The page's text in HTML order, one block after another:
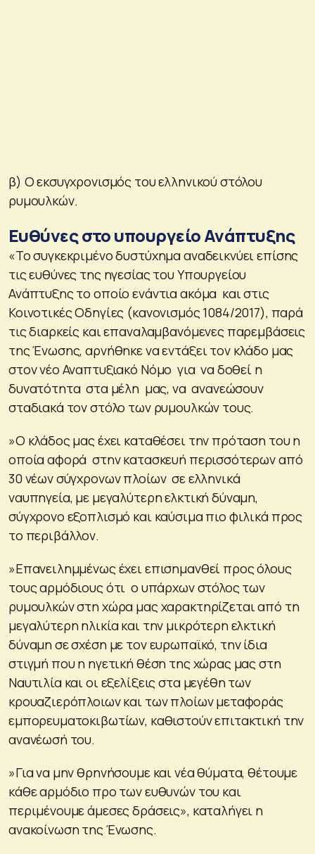
β) Ο εκσυγχρονισμός του ελληνικού στόλου
ρυμουλκών.
Ευθύνες στο υπουργείο Ανάπτυξης
«Το συγκεκριμένο δυστύχημα αναδεικνύει επίσης
τις ευθύνες της ηγεσίας του Υπουργείου
Ανάπτυξης το οποίο ενάντια ακόμα και στις
Κοινοτικές Οδηγίες (κανονισμός 1084/2017), παρά
τις διαρκείς και επαναλαμβανόμενες παρεμβάσεις
της Ένωσης, αρνήθηκε να εντάξει τον κλάδο μας
στον νέο Αναπτυξιακό Νόμο για να δοθεί η
δυνατότητα στα μέλη μας, να ανανεώσουν
σταδιακά τον στόλο των ρυμουλκών τους.
»Ο κλάδος μας έχει καταθέσει την πρόταση του η
οποία αφορά στην κατασκευή περισσότερων από
30 νέων σύγχρονων πλοίων σε ελληνικά
ναυπηγεία, με μεγαλύτερη ελκτική δύναμη,
σύγχρονο εξοπλισμό και καύσιμα πιο φιλικά προς
το περιβάλλον.
»Επανειλημμένως έχει επισημανθεί προς όλους
τους αρμόδιους ότι ο υπάρχων στόλος των
ρυμουλκών στη χώρα μας χαρακτηρίζεται από τη
μεγαλύτερη ηλικία και την μικρότερη ελκτική
δύναμη σε σχέση με τον ευρωπαϊκό, την ίδια
στιγμή που η ηγετική θέση της χώρας μας στη
Ναυτιλία και οι εξελίξεις στα μεγέθη των
κρουαζιερόπλοιων και των πλοίων μεταφοράς
εμπορευματοκιβωτίων, καθιστούν επιτακτική την
ανανέωσή του.
»Για να μην θρηνήσουμε και νέα θύματα, θέτουμε
κάθε αρμόδιο προ των ευθυνών του και
περιμένουμε άμεσες δράσεις», καταλήγει η
ανακοίνωση της Ένωσης.